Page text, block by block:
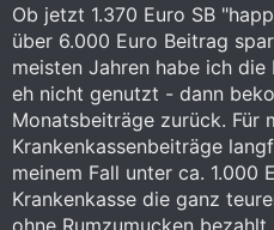
Ob jetzt 1.370 Euro SB
über 6.000 Euro Beitrag
meisten Jahren habe ich
eh nicht genutzt - dann
Monatsbeiträge zurück. Für
Krankenkassenbeiträge
meinem Fall unter ca. 1.000
Krankenkasse die ganz
ohne Rumzumucken